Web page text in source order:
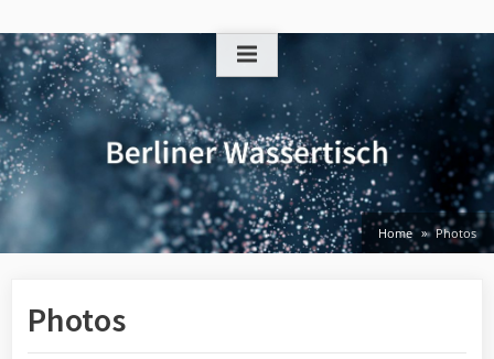
to
content
Home Photos
Photos